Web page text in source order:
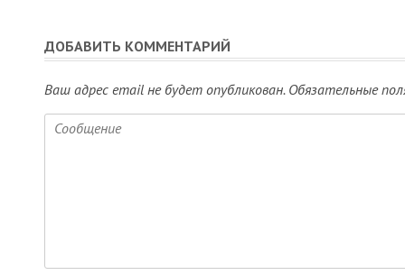
ДОБАВИТЬ КОММЕНТАРИЙ
Ваш адрес email не будет опубликован. Обязательные